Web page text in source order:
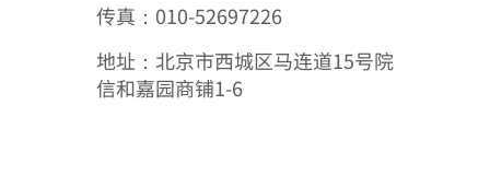
传真：010-52697226
地址：北京市西城区马连道15号院
信和嘉园商铺1-6